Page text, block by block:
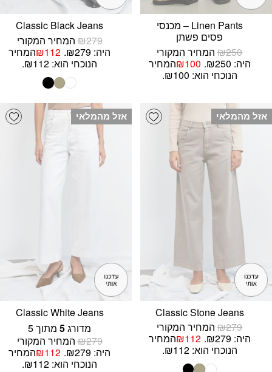
Linen Pants – מכנסי
פסים פשתן
₪250
המחיר המקורי
היה: ₪250.
₪100
המחיר
הנוכחי הוא: ₪100.
Classic Black Jeans
₪279
המחיר המקורי
היה: ₪279.
₪112
המחיר
הנוכחי הוא: ₪112.
Add wishlist אזל מהמלאי
Classic Stone Jeans
₪279
המחיר המקורי
היה: ₪279.
₪112
המחיר
הנוכחי הוא: ₪112.
אזל מהמלאי
Classic White Jeans
מדורג5מתוך 5
₪279
המחיר המקורי
היה: ₪279.
₪112
המחיר
הנוכחי הוא: ₪112.